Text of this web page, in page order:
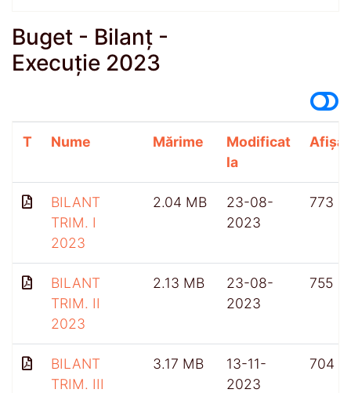
Buget - Bilanț -
Execuție 2023
T Nume Mărime
Modificat
la
BILANT
TRIM. I
2023
2.04 MB
23-08-
2023
773
BILANT
TRIM. II
2023
2.13 MB
23-08-
2023
755
BILANT
TRIM. III
3.17 MB
13-11-
2023
704